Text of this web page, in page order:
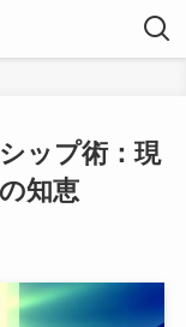
ップ術：現
知恵